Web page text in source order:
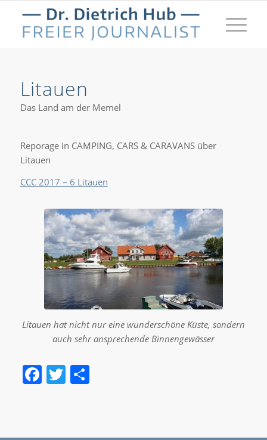
Litauen
Das Land am der Memel
Reporage in CAMPING, CARS & CARAVANS über
Litauen
CCC 2017 – 6 Litauen
Litauen ist ein noch
ziemlich unbekanntes
Urlaubsziel
Litauen hat nicht nur eine wunderschöne Küste, sondern
auch sehr ansprechende Binnengewässer
Facebook
Twitter
Teilen